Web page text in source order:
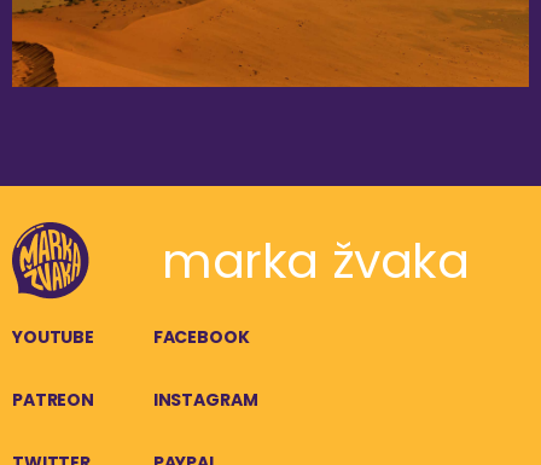
marka žvaka
YOUTUBE FACEBOOK
PATREON INSTAGRAM